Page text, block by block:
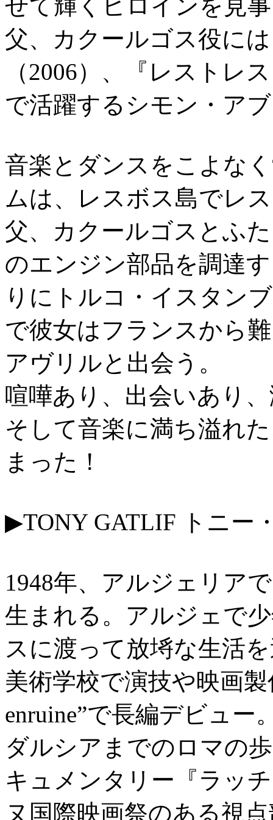
せて輝くヒロインを見
父、カクールゴス役に
（2006）、『レストレ
で活躍するシモン・ア
音楽とダンスをこよな
ムは、レスボス島でレ
父、カクールゴスとふ
のエンジン部品を調達
りにトルコ・イスタン
で彼女はフランスから
アヴリルと出会う。
喧嘩あり、出会いあり
そして音楽に満ち溢れ
まった！
▶TONY GATLIF トニー
1948年、アルジェリア
生まれる。アルジェで
スに渡って放埓な生活
美術学校で演技や映画製
enruine”で長編デビュ
ダルシアまでのロマの
キュメンタリー『ラッ
ヌ国際映画祭のある視